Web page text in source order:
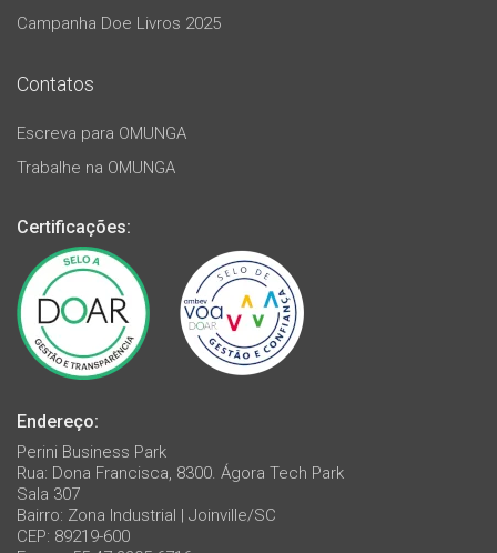
Campanha Doe Livros 2025
Contatos
Escreva para OMUNGA
Trabalhe na OMUNGA
Certificações:
Endereço:
Perini Business Park
Rua: Dona Francisca, 8300. Ágora Tech Park
Sala 307
Bairro: Zona Industrial | Joinville/SC
CEP: 89219-600